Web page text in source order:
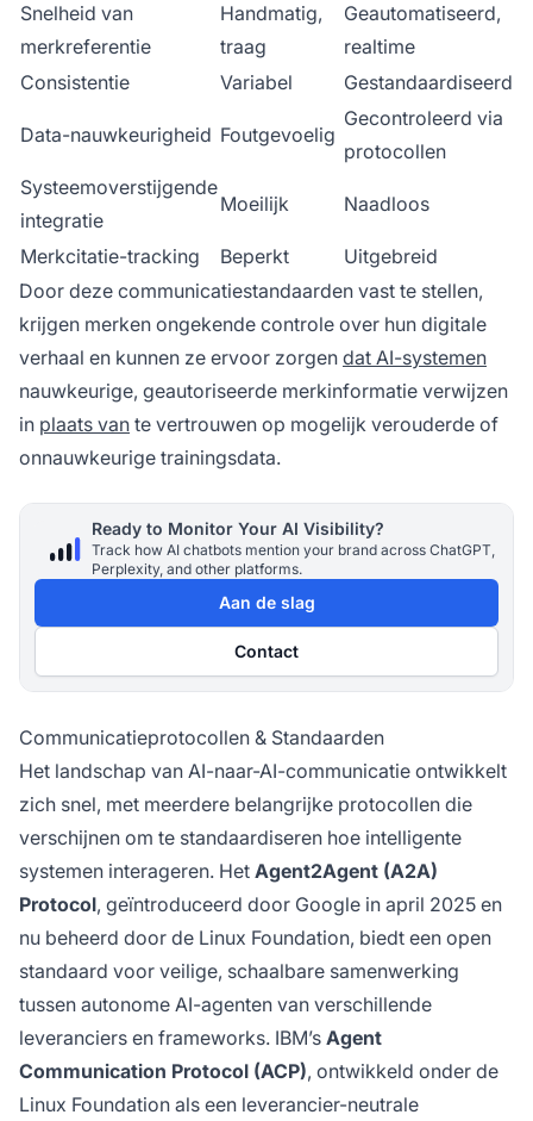
Snelheid van
merkreferentie
Handmatig,
traag
Geautomatiseerd,
realtime
Consistentie
Variabel Gestandaardiseerd
Data-nauwkeurigheid Foutgevoelig
Gecontroleerd via
protocollen
Systeemoverstijgende
integratie
Moeilijk Naadloos
Merkcitatie-tracking Beperkt
Uitgebreid
Door deze communicatiestandaarden vast te stellen,
krijgen merken ongekende controle over hun digitale
verhaal en kunnen ze ervoor zorgen dat AI-systemen
nauwkeurige, geautoriseerde merkinformatie verwijzen
in plaats van te vertrouwen op mogelijk verouderde of
onnauwkeurige trainingsdata.
Ready to Monitor Your AI Visibility?
Track how AI chatbots mention your brand across ChatGPT,
Perplexity, and other platforms.
Aan de slag
Contact
Communicatieprotocollen & Standaarden
Het landschap van AI-naar-AI-communicatie ontwikkelt
zich snel, met meerdere belangrijke protocollen die
verschijnen om te standaardiseren hoe intelligente
systemen interageren. Het Agent2Agent (A2A)
Protocol, geïntroduceerd door Google in april 2025 en
nu beheerd door de Linux Foundation, biedt een open
standaard voor veilige, schaalbare samenwerking
tussen autonome AI-agenten van verschillende
leveranciers en frameworks. IBM’s Agent
Communication Protocol (ACP), ontwikkeld onder de
Linux Foundation als een leverancier-neutrale